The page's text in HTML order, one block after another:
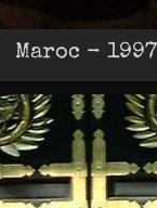
Maroc - 1997